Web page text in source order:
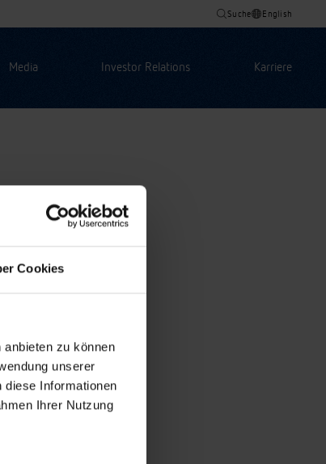
Cookies
zu können
unserer
diese Informationen
Ihrer Nutzung
Suche English
Media Investor Relations Karriere